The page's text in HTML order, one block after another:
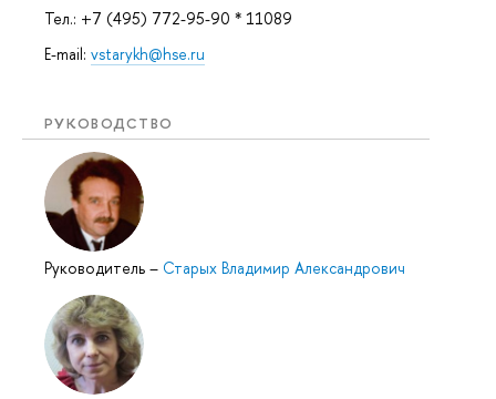
Тел.: +7 (495) 772-95-90 * 11089
E-mail: vstarykh@hse.ru
РУКОВОДСТВО
Руководитель – Старых Владимир Александрович